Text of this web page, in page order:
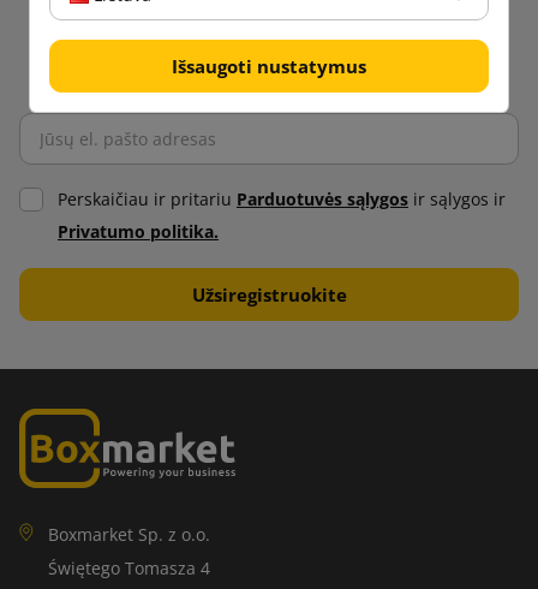
Perskaičiau ir pritariu Parduotuvės sąlygos ir sąlygos ir
Privatumo politika.
Boxmarket Sp. z o.o.
Świętego Tomasza 4
Išsaugoti nustatymus